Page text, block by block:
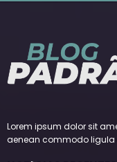
Lorem ipsum dolor sit